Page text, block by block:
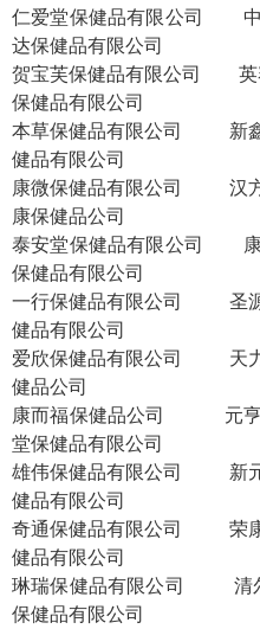
仁爱堂保健品有限公司
达保健品有限公司
贺宝芙保健品有限公司
保健品有限公司
本草保健品有限公司
新
健品有限公司
康微保健品有限公司
汉
康保健品公司
泰安堂保健品有限公司
保健品有限公司
一行保健品有限公司
圣
健品有限公司
爱欣保健品有限公司
天
健品公司
康而福保健品公司
元
堂保健品有限公司
雄伟保健品有限公司
新
健品有限公司
奇通保健品有限公司
荣
健品有限公司
琳瑞保健品有限公司
清
保健品有限公司